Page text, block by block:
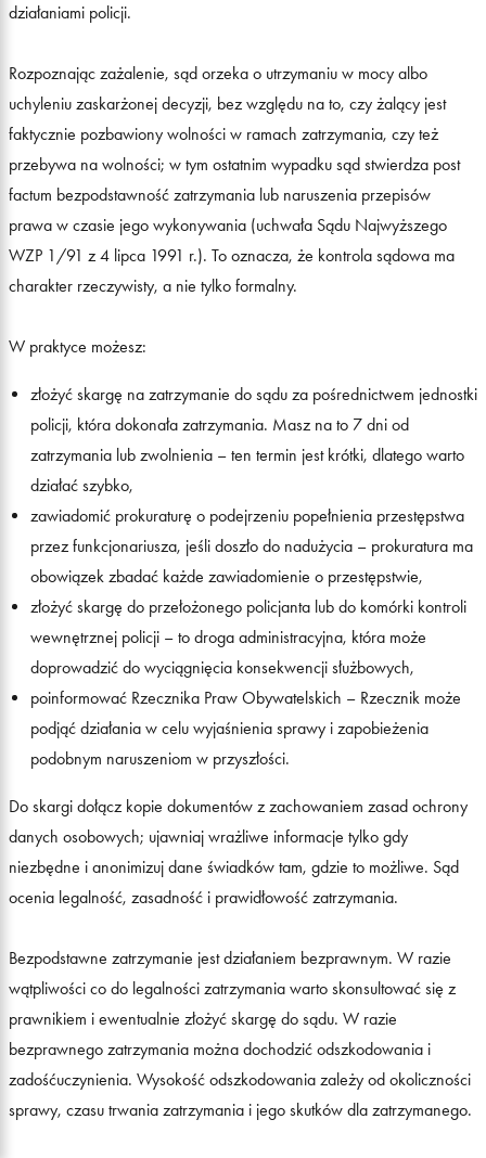
działaniami policji.
Rozpoznając zażalenie, sąd orzeka o utrzymaniu w mocy albo
uchyleniu zaskarżonej decyzji, bez względu na to, czy żalący jest
faktycznie pozbawiony wolności w ramach zatrzymania, czy też
przebywa na wolności; w tym ostatnim wypadku sąd stwierdza post
factum bezpodstawność zatrzymania lub naruszenia przepisów
prawa w czasie jego wykonywania (uchwała Sądu Najwyższego
WZP 1/91 z 4 lipca 1991 r.). To oznacza, że kontrola sądowa ma
charakter rzeczywisty, a nie tylko formalny.
W praktyce możesz:
złożyć skargę na zatrzymanie do sądu za pośrednictwem jednostki
policji, która dokonała zatrzymania. Masz na to 7 dni od
zatrzymania lub zwolnienia – ten termin jest krótki, dlatego warto
działać szybko,
zawiadomić prokuraturę o podejrzeniu popełnienia przestępstwa
przez funkcjonariusza, jeśli doszło do nadużycia – prokuratura ma
obowiązek zbadać każde zawiadomienie o przestępstwie,
złożyć skargę do przełożonego policjanta lub do komórki kontroli
wewnętrznej policji – to droga administracyjna, która może
doprowadzić do wyciągnięcia konsekwencji służbowych,
poinformować Rzecznika Praw Obywatelskich – Rzecznik może
podjąć działania w celu wyjaśnienia sprawy i zapobieżenia
podobnym naruszeniom w przyszłości.
Do skargi dołącz kopie dokumentów z zachowaniem zasad ochrony
danych osobowych; ujawniaj wrażliwe informacje tylko gdy
niezbędne i anonimizuj dane świadków tam, gdzie to możliwe. Sąd
ocenia legalność, zasadność i prawidłowość zatrzymania.
Bezpodstawne zatrzymanie jest działaniem bezprawnym. W razie
wątpliwości co do legalności zatrzymania warto skonsultować się z
prawnikiem i ewentualnie złożyć skargę do sądu. W razie
bezprawnego zatrzymania można dochodzić odszkodowania i
zadośćuczynienia. Wysokość odszkodowania zależy od okoliczności
sprawy, czasu trwania zatrzymania i jego skutków dla zatrzymanego.